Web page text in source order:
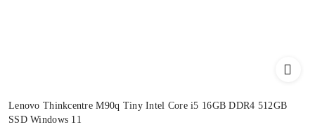
Lenovo Thinkcentre M90q Tiny Intel Core i5 16GB DDR4 512GB
SSD Windows 11